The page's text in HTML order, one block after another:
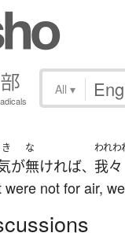
All ▾
が
な
無ければ、
われわ
我々
were not for air,